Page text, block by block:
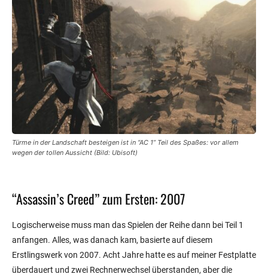
Türme in der Landschaft besteigen ist in “AC 1” Teil des Spaßes: vor allem
wegen der tollen Aussicht (Bild: Ubisoft)
“Assassin’s Creed” zum Ersten: 2007
Logischerweise muss man das Spielen der Reihe dann bei Teil 1
anfangen. Alles, was danach kam, basierte auf diesem
Erstlingswerk von 2007. Acht Jahre hatte es auf meiner Festplatte
überdauert und zwei Rechnerwechsel überstanden, aber die